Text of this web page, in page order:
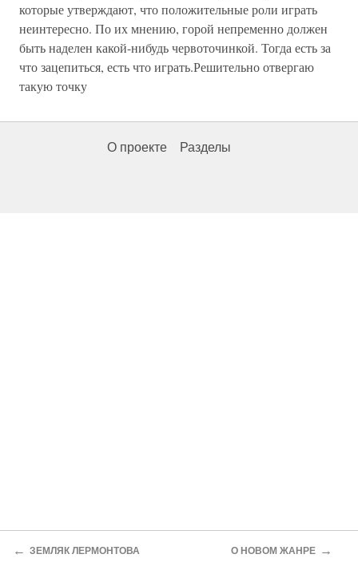
которые утверждают, что положительные роли играть
неинтересно. По их мнению, горой непременно должен
быть наделен какой-нибудь червоточинкой. Тогда есть за
что зацепиться, есть что играть.Решительно отвергаю
такую точку
О проекте Разделы
← ЗЕМЛЯК ЛЕРМОНТОВА О НОВОМ ЖАНРЕ →